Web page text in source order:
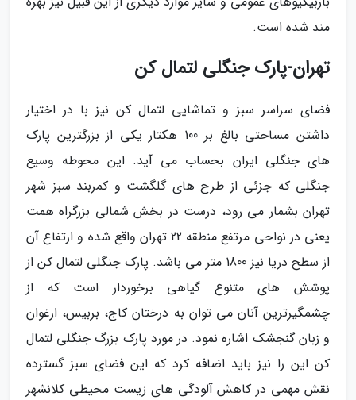
مند شده است.
تهران-پارک جنگلی لتمال کن
فضای سراسر سبز و تماشایی لتمال کن نیز با در اختیار
داشتن مساحتی بالغ بر 100 هکتار یکی از بزرگترین پارک
های جنگلی ایران بحساب می آید. این محوطه وسیع
جنگلی که جزئی از طرح های گلگشت و کمربند سبز شهر
تهران بشمار می رود، درست در بخش شمالی بزرگراه همت
یعنی در نواحی مرتفع منطقه 22 تهران واقع شده و ارتفاع آن
از سطح دریا نیز 1800 متر می باشد. پارک جنگلی لتمال کن از
پوشش های متنوع گیاهی برخوردار است که از
چشمگیرترین آنان می توان به درختان کاج، بربیس، ارغوان
و زبان گنجشک اشاره نمود. در مورد پارک بزرگ جنگلی لتمال
کن این را نیز باید اضافه کرد که این فضای سبز گسترده
نقش مهمی در کاهش آلودگی های زیست محیطی کلانشهر